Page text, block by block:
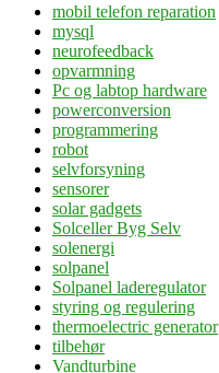
mobil telefon reparation
mysql
neurofeedback
opvarmning
Pc og labtop hardware
powerconversion
programmering
robot
selvforsyning
sensorer
solar gadgets
Solceller Byg Selv
solenergi
solpanel
Solpanel laderegulator
styring og regulering
thermoelectric generator
tilbehør
Vandturbine